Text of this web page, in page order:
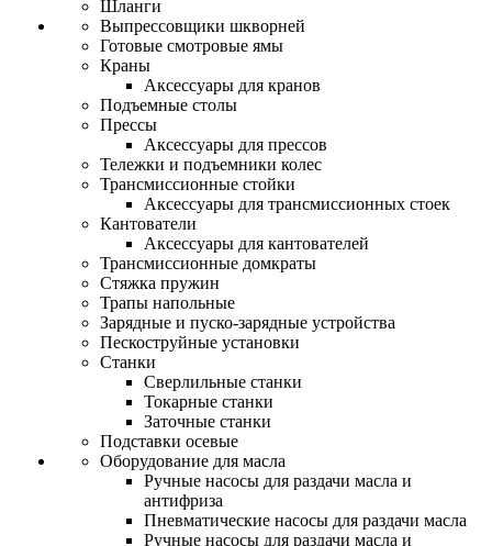
Шланги
Выпрессовщики шкворней
Готовые смотровые ямы
Краны
Аксессуары для кранов
Подъемные столы
Прессы
Аксессуары для прессов
Тележки и подъемники колес
Трансмиссионные стойки
Аксессуары для трансмиссионных стоек
Кантователи
Аксессуары для кантователей
Трансмиссионные домкраты
Стяжка пружин
Трапы напольные
Зарядные и пуско-зарядные устройства
Пескоструйные установки
Станки
Сверлильные станки
Токарные станки
Заточные станки
Подставки осевые
Оборудование для масла
Ручные насосы для раздачи масла и
антифриза
Пневматические насосы для раздачи масла
Ручные насосы для раздачи масла и